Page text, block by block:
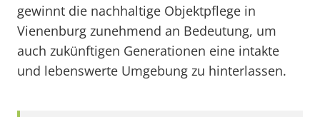
gewinnt die nachhaltige Objektpflege in
Vienenburg zunehmend an Bedeutung, um
auch zukünftigen Generationen eine intakte
und lebenswerte Umgebung zu hinterlassen.